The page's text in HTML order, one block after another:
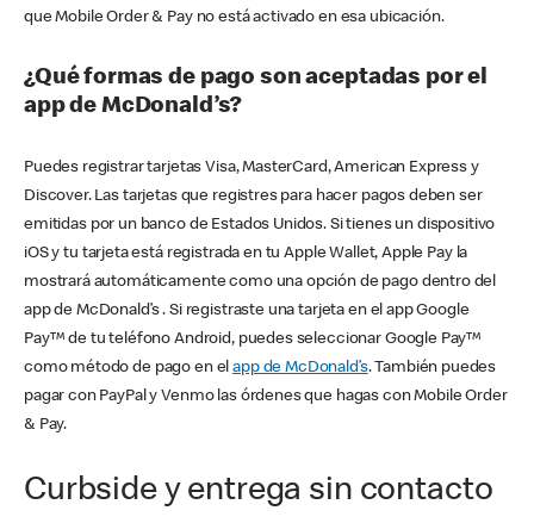
que Mobile Order & Pay no está activado en esa ubicación.
¿Qué formas de pago son aceptadas por el
app de McDonald’s?
Puedes registrar tarjetas Visa, MasterCard, American Express y
Discover. Las tarjetas que registres para hacer pagos deben ser
emitidas por un banco de Estados Unidos. Si tienes un dispositivo
iOS y tu tarjeta está registrada en tu Apple Wallet, Apple Pay la
mostrará automáticamente como una opción de pago dentro del
app de McDonald’s . Si registraste una tarjeta en el app Google
Pay™ de tu teléfono Android, puedes seleccionar Google Pay™
como método de pago en elapp de McDonald’s. También puedes
pagar con PayPal y Venmo las órdenes que hagas con Mobile Order
& Pay.
Curbside y entrega sin contacto